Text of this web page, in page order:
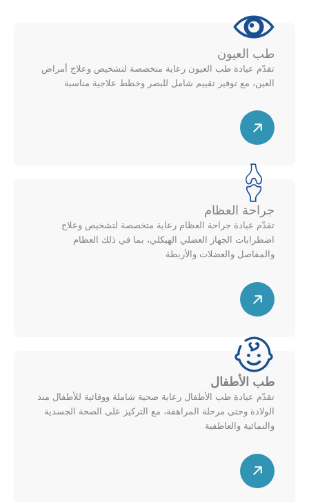
ل
أ
ع
ل
ى
خ
ط
ط
ر
ي
ل
ل
م
ي
ن
ل
ل
أ
ع
ل
ى
خ
ط
ط
طب العيون
تقدّم عيادة طب العيون رعاية متخصصة لتشخيص وعلاج أمراض
العين، مع توفير تقييم شامل للبصر وخطط علاجية مناسبة
س
ه
ق
ط
ر
ي
ل
ل
م
ي
ل
ل
أ
ع
ل
ى
خ
ط
جراحة العظام
تقدّم عيادة جراحة العظام رعاية متخصصة لتشخيص وعلاج
اضطرابات الجهاز العضلي الهيكلي، بما في ذلك العظام
والمفاصل والعضلات والأربطة
س
ه
ق
ط
ر
ي
ل
ل
م
ي
طب الأطفال
تقدّم عيادة طب الأطفال رعاية صحية شاملة ووقائية للأطفال منذ
الولادة وحتى مرحلة المراهقة، مع التركيز على الصحة الجسدية
والنمائية والعاطفية
س
ه